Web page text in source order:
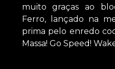
muito graças ao
Ferro, lançado na
prima pelo enredo
Massa! Go Speed!